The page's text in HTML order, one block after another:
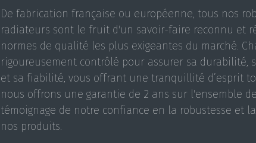
De fabrication française ou européenne, tous nos
radiateurs sont le fruit d'un savoir-faire reconnu et
normes de qualité les plus exigeantes du marché.
rigoureusement contrôlé pour assurer sa durabilité,
et sa fiabilité, vous offrant une tranquillité d’esprit
nous offrons une garantie de 2 ans sur l'ensemble
témoignage de notre confiance en la robustesse et
nos produits.